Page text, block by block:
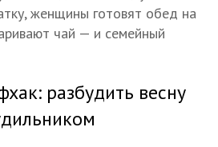
женщины готовят обед на
чай — и семейный
разбудить весну